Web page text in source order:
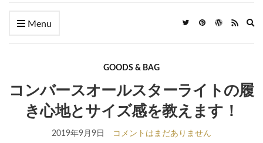
Menu
GOODS & BAG
コンバースオールスターライトの履
き心地とサイズ感を教えます！
2019年9月9日 コメントはまだありません